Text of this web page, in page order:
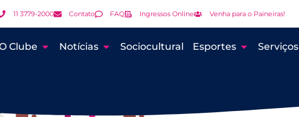
11 3779-2000 Contato FAQ Ingressos Online Venha para o Paineiras!
Clube Notícias Sociocultural Esportes Serviços